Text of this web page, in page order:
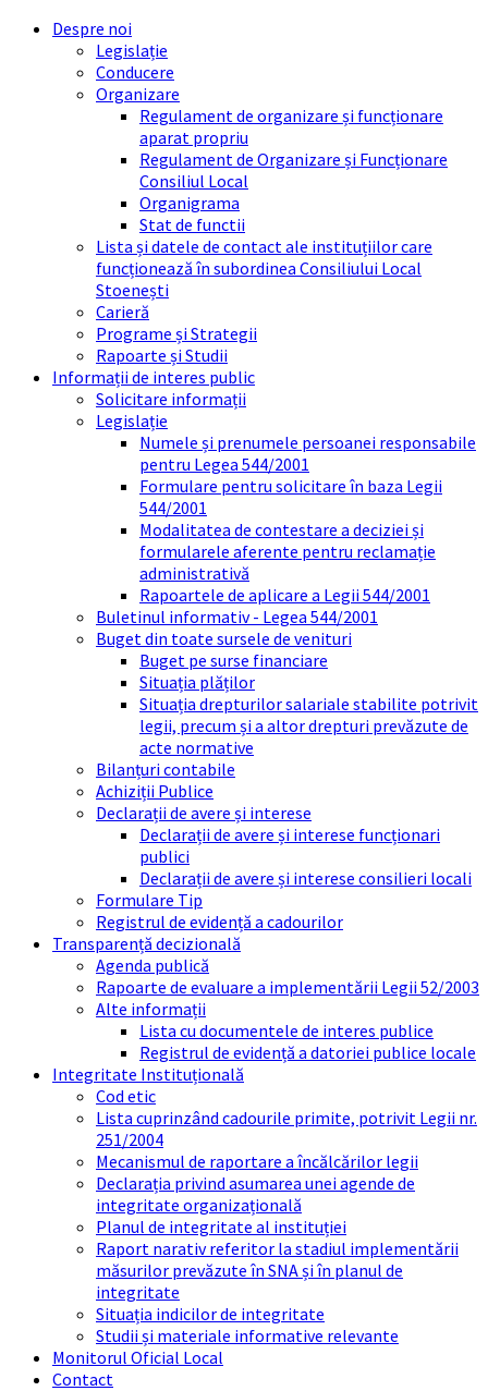
Skip
Skip
Skip
Skip
Despre noi
Legislație
Conducere
Organizare
Regulament de organizare și funcționare
aparat propriu
Regulament de Organizare și Funcționare
Consiliul Local
Organigrama
Stat de functii
Lista și datele de contact ale instituțiilor care
funcționează în subordinea Consiliului Local
Stoenești
Carieră
Programe și Strategii
Rapoarte și Studii
Informații de interes public
Solicitare informații
Legislație
Numele și prenumele persoanei responsabile
pentru Legea 544/2001
Formulare pentru solicitare în baza Legii
544/2001
Modalitatea de contestare a deciziei și
formularele aferente pentru reclamație
administrativă
Rapoartele de aplicare a Legii 544/2001
Buletinul informativ - Legea 544/2001
Buget din toate sursele de venituri
Buget pe surse financiare
Situația plăților
Situația drepturilor salariale stabilite potrivit
legii, precum și a altor drepturi prevăzute de
acte normative
Bilanțuri contabile
Achiziții Publice
Declarații de avere și interese
Declarații de avere și interese funcționari
publici
Declarații de avere și interese consilieri locali
Formulare Tip
Registrul de evidență a cadourilor
Transparență decizională
Agenda publică
Rapoarte de evaluare a implementării Legii 52/2003
Alte informații
Lista cu documentele de interes publice
Registrul de evidență a datoriei publice locale
Integritate Instituțională
Cod etic
Lista cuprinzând cadourile primite, potrivit Legii nr.
251/2004
Mecanismul de raportare a încălcărilor legii
Declarația privind asumarea unei agende de
integritate organizațională
Planul de integritate al instituției
Raport narativ referitor la stadiul implementării
măsurilor prevăzute în SNA și în planul de
integritate
Situația indicilor de integritate
Studii și materiale informative relevante
Monitorul Oficial Local
Contact